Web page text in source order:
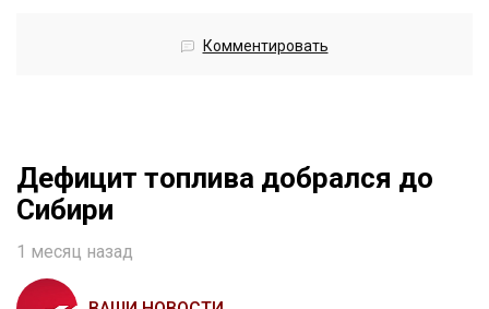
Комментировать
Дефицит топлива добрался до
Сибири
1 месяц назад